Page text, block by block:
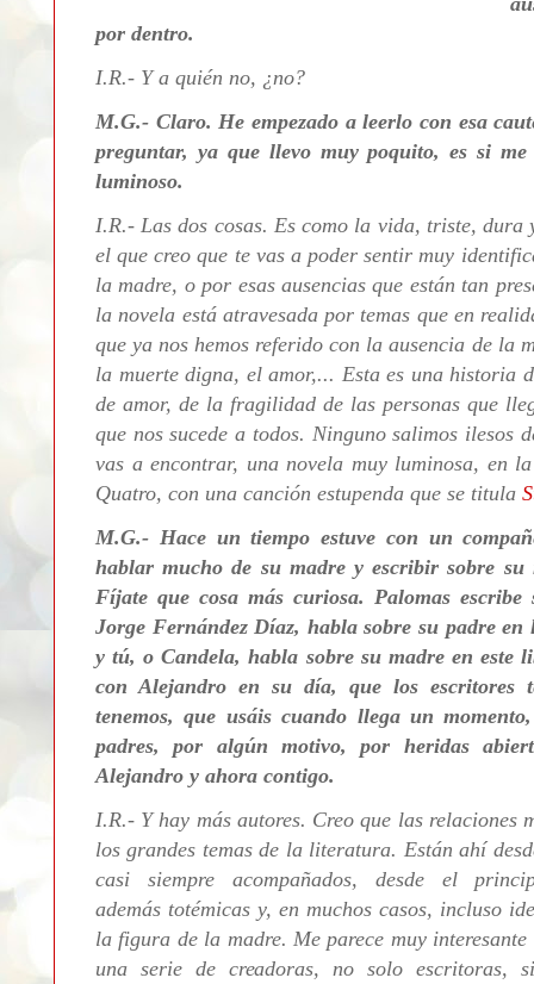
por dentro.
I.R.- Y a quién no, ¿no?
M.G.- Claro. He empezado a leerlo con esa
preguntar, ya que llevo muy poquito, es si
luminoso.
I.R.- Las dos cosas. Es como la vida, triste,
el que creo que te vas a poder sentir muy
la madre, o por esas ausencias que están tan
la novela está atravesada por temas que en
que ya nos hemos referido con la ausencia de la
la muerte digna, el amor,... Esta es una historia
de amor, de la fragilidad de las personas que
que nos sucede a todos. Ninguno salimos ilesos
vas a encontrar, una novela muy luminosa, en
Quatro, con una canción estupenda que se titula
M.G.- Hace un tiempo estuve con un
hablar mucho de su madre y escribir sobre
Fíjate que cosa más curiosa. Palomas
Jorge Fernández Díaz, habla sobre su padre
y tú, o Candela, habla sobre su madre en este
con Alejandro en su día, que los escritores
tenemos, que usáis cuando llega un
padres, por algún motivo, por heridas
Alejandro y ahora contigo.
I.R.- Y hay más autores. Creo que las relaciones
los grandes temas de la literatura. Están ahí
casi siempre acompañados, desde el
además totémicas y, en muchos casos, incluso
la figura de la madre. Me parece muy
una serie de creadoras, no solo escritoras,